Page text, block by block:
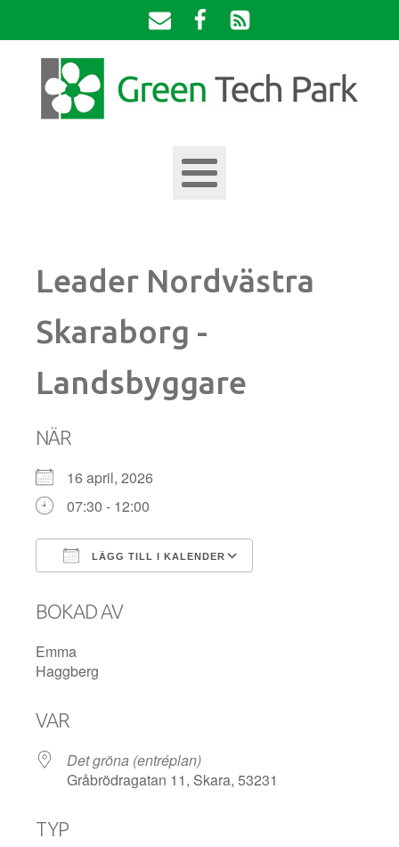
Leader Nordvästra
Skaraborg -
Landsbyggare
NÄR
16 april, 2026
07:30 - 12:00
LÄGG TILL I KALENDER
BOKAD AV
Emma
Haggberg
VAR
Det gröna (entréplan)
Gråbrödragatan 11, Skara, 53231
TYP